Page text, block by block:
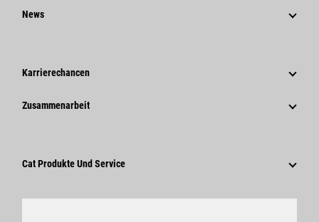
Strategie
Verhaltenskodex
Innovation
News
Unternehmensweite Pressemitteilungen
Karrierechancen
Warum Caterpillar?
Zusammenarbeit
Lieferanten
Cat Produkte Und Service